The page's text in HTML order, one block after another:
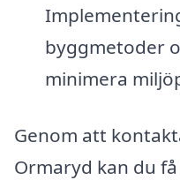
byggmetoder
minimera
Genom att
Ormaryd kan du